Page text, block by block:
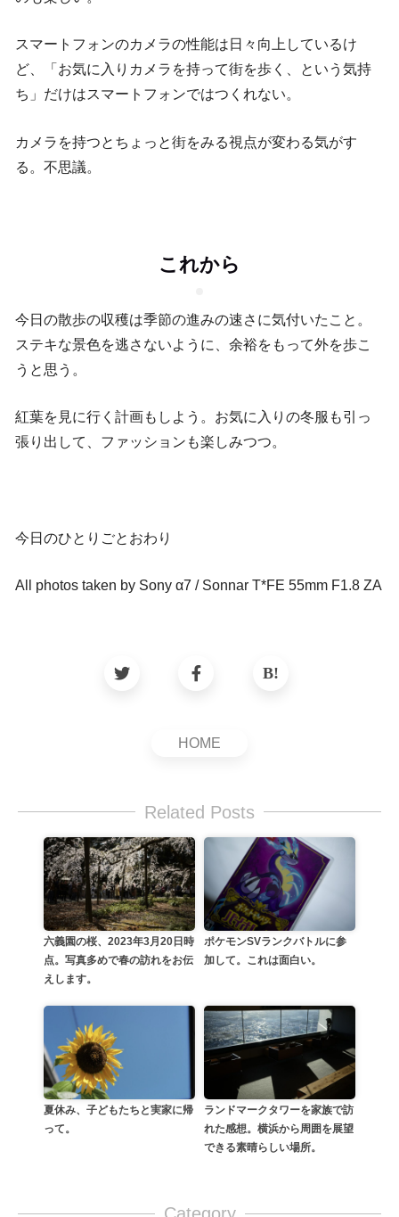
スマートフォンのカメラの性能は日々向上しているけ
ど、「お気に入りカメラを持って街を歩く、という気持
ち」だけはスマートフォンではつくれない。
カメラを持つとちょっと街をみる視点が変わる気がす
る。不思議。
これから
今日の散歩の収穫は季節の進みの速さに気付いたこと。
ステキな景色を逃さないように、余裕をもって外を歩こ
うと思う。
紅葉を見に行く計画もしよう。お気に入りの冬服も引っ
張り出して、ファッションも楽しみつつ。
今日のひとりごとおわり
All photos taken by Sony α7 / Sonnar T*FE 55mm F1.8 ZA
HOME
Related Posts
六義園の桜、2023年3月20日時
点。写真多めで春の訪れをお伝
えします。
ポケモンSVランクバトルに参
加して。これは面白い。
夏休み、子どもたちと実家に帰
って。
ランドマークタワーを家族で訪
れた感想。横浜から周囲を展望
できる素晴らしい場所。